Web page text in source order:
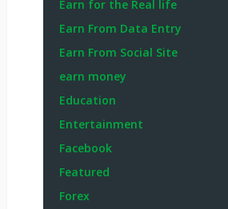
Earn for the Real life
Earn From Data Entry
Earn From Social Site
earn money
Education
Entertainment
Facebook
Featured
Forex